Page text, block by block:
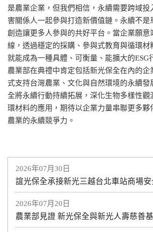
2026年07月30日
2026年07月20日
是農業企業，但我們相信，永續需要跨域投
害關係人一起參與打造新價值鏈。永續不是
創造讓更多人參與的共好平台。當企業願意
線，透過穩定的採購、參與式教育與循環材
就能成為一種具體、可衡量、能擴大的ESG
農業部在典禮中肯定包括新光保全在內的企
式支持台灣農業、文化與自然環境的永續發
全將永續行動持續拓展，深化生物多樣性觀
環材料的應用，期待以企業力量串聯更多夥
農業的永續競爭力。